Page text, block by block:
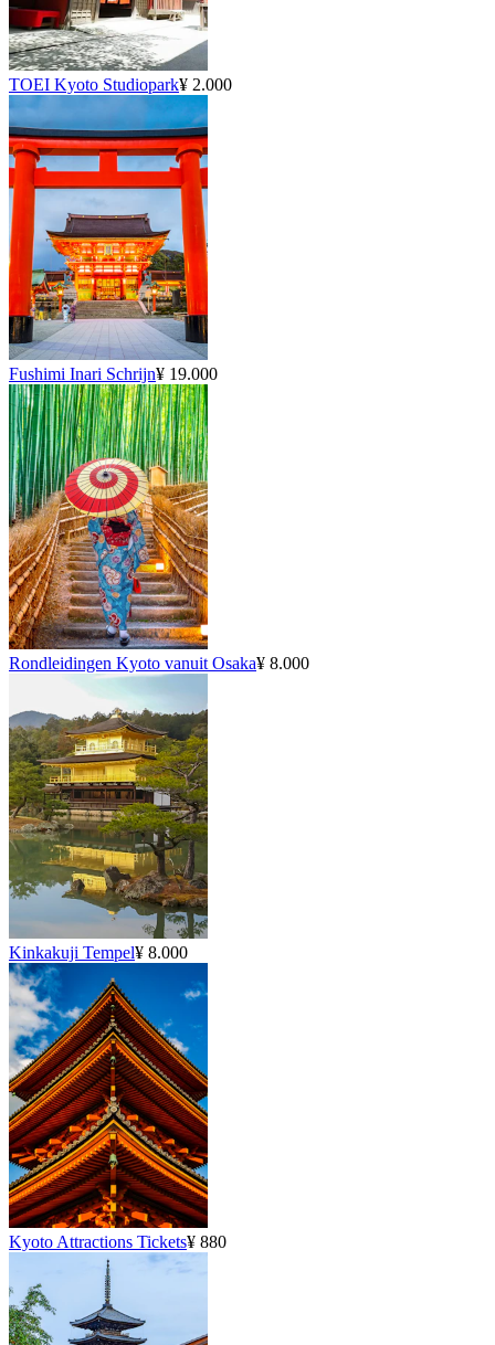
TOEI Kyoto Studiopark¥ 2.000
Fushimi Inari Schrijn¥ 19.000
Rondleidingen Kyoto vanuit Osaka¥ 8.000
Kinkakuji Tempel¥ 8.000
Kyoto Attractions Tickets¥ 880